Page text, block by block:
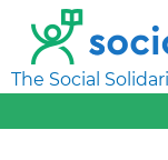
The Social